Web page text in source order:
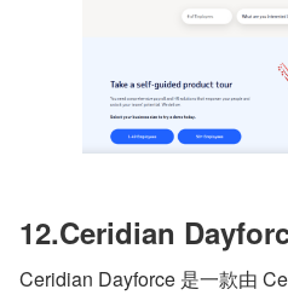
12.Ceridian
Ceridian Dayforce 是一款由